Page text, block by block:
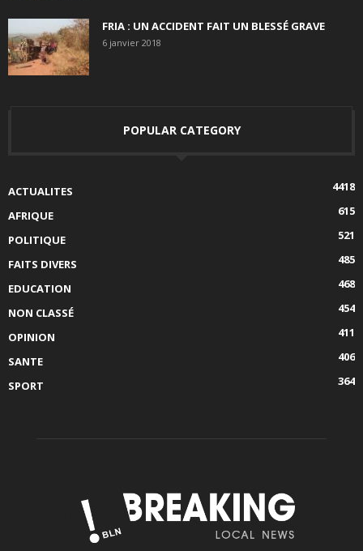
FRIA : UN ACCIDENT FAIT UN BLESSÉ GRAVE
6 janvier 2018
POPULAR CATEGORY
ACTUALITES
4418
AFRIQUE
615
POLITIQUE
521
FAITS DIVERS
485
EDUCATION
468
NON CLASSÉ
454
OPINION
411
SANTE
406
SPORT
364